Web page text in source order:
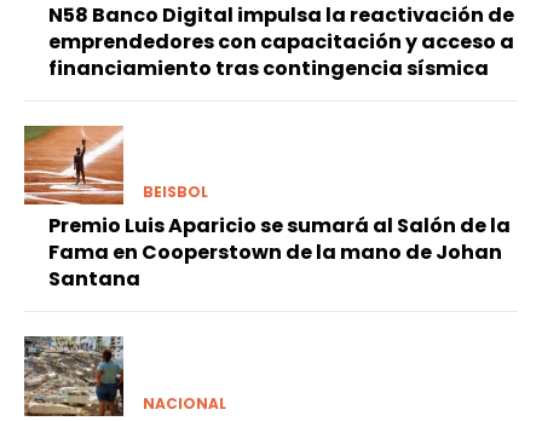
N58 Banco Digital impulsa la reactivación de
emprendedores con capacitación y acceso a
financiamiento tras contingencia sísmica
BEISBOL
Premio Luis Aparicio se sumará al Salón de la
Fama en Cooperstown de la mano de Johan
Santana
NACIONAL